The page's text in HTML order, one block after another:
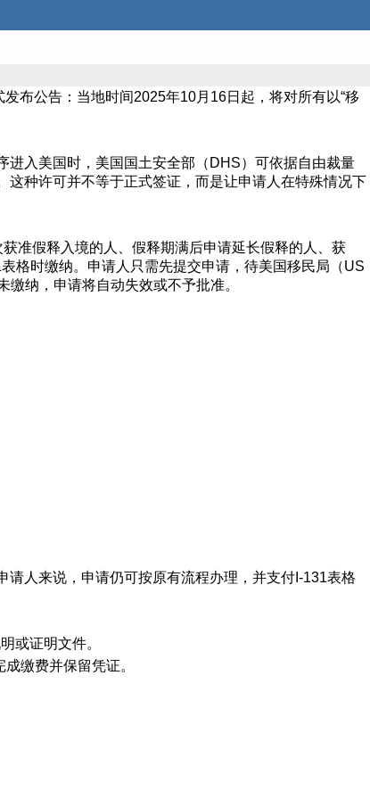
布公告：当地时间2025年10月16日起，将对所有以“移
进入美国时，美国国土安全部（DHS）可依据自由裁量
种许可并不等于正式签证，而是让申请人在特殊情况下
准假释入境的人、假释期满后申请延长假释的人、获
格时缴纳。申请人只需先提交申请，待美国移民局（US
纳，申请将自动失效或不予批准。
人来说，申请仍可按原有流程办理，并支付I-131表格
或证明文件。
缴费并保留凭证。